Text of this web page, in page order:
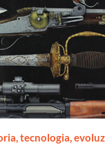
tecnologia,